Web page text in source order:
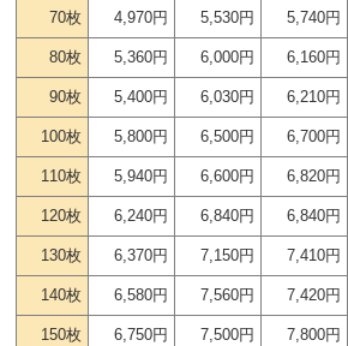
70枚 4,970円 5,530円 5,740円
80枚 5,360円 6,000円 6,160円
90枚 5,400円 6,030円 6,210円
100枚 5,800円 6,500円 6,700円
110枚 5,940円 6,600円 6,820円
120枚 6,240円 6,840円 6,840円
130枚 6,370円 7,150円 7,410円
140枚 6,580円 7,560円 7,420円
150枚 6,750円 7,500円 7,800円